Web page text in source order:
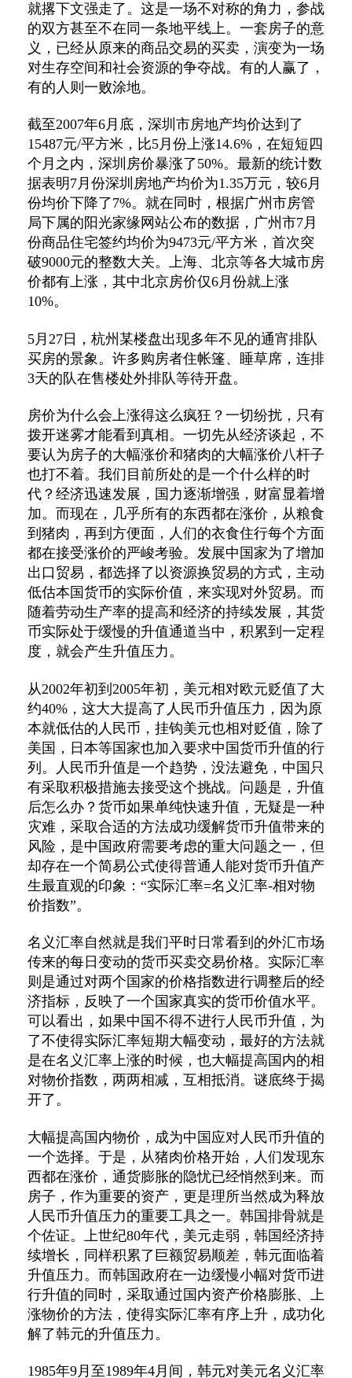
就撂下文强走了。这是一场不对称的角力，参战
的双方甚至不在同一条地平线上。一套房子的意
义，已经从原来的商品交易的买卖，演变为一场
对生存空间和社会资源的争夺战。有的人赢了，
有的人则一败涂地。
截至2007年6月底，深圳市房地产均价达到了
15487元/平方米，比5月份上涨14.6%，在短短四
个月之内，深圳房价暴涨了50%。最新的统计数
据表明7月份深圳房地产均价为1.35万元，较6月
份均价下降了7%。就在同时，根据广州市房管
局下属的阳光家缘网站公布的数据，广州市7月
份商品住宅签约均价为9473元/平方米，首次突
破9000元的整数大关。上海、北京等各大城市房
价都有上涨，其中北京房价仅6月份就上涨
10%。
5月27日，杭州某楼盘出现多年不见的通宵排队
买房的景象。许多购房者住帐篷、睡草席，连排
3天的队在售楼处外排队等待开盘。
房价为什么会上涨得这么疯狂？一切纷扰，只有
拨开迷雾才能看到真相。一切先从经济谈起，不
要认为房子的大幅涨价和猪肉的大幅涨价八杆子
也打不着。我们目前所处的是一个什么样的时
代？经济迅速发展，国力逐渐增强，财富显着增
加。而现在，几乎所有的东西都在涨价，从粮食
到猪肉，再到方便面，人们的衣食住行每个方面
都在接受涨价的严峻考验。发展中国家为了增加
出口贸易，都选择了以资源换贸易的方式，主动
低估本国货币的实际价值，来实现对外贸易。而
随着劳动生产率的提高和经济的持续发展，其货
币实际处于缓慢的升值通道当中，积累到一定程
度，就会产生升值压力。
从2002年初到2005年初，美元相对欧元贬值了大
约40%，这大大提高了人民币升值压力，因为原
本就低估的人民币，挂钩美元也相对贬值，除了
美国，日本等国家也加入要求中国货币升值的行
列。人民币升值是一个趋势，没法避免，中国只
有采取积极措施去接受这个挑战。问题是，升值
后怎么办？货币如果单纯快速升值，无疑是一种
灾难，采取合适的方法成功缓解货币升值带来的
风险，是中国政府需要考虑的重大问题之一，但
却存在一个简易公式使得普通人能对货币升值产
生最直观的印象：“实际汇率=名义汇率-相对物
价指数”。
名义汇率自然就是我们平时日常看到的外汇市场
传来的每日变动的货币买卖交易价格。实际汇率
则是通过对两个国家的价格指数进行调整后的经
济指标，反映了一个国家真实的货币价值水平。
可以看出，如果中国不得不进行人民币升值，为
了不使得实际汇率短期大幅变动，最好的方法就
是在名义汇率上涨的时候，也大幅提高国内的相
对物价指数，两两相减，互相抵消。谜底终于揭
开了。
大幅提高国内物价，成为中国应对人民币升值的
一个选择。于是，从猪肉价格开始，人们发现东
西都在涨价，通货膨胀的隐忧已经悄然到来。而
房子，作为重要的资产，更是理所当然成为释放
人民币升值压力的重要工具之一。韩国排骨就是
个佐证。上世纪80年代，美元走弱，韩国经济持
续增长，同样积累了巨额贸易顺差，韩元面临着
升值压力。而韩国政府在一边缓慢小幅对货币进
行升值的同时，采取通过国内资产价格膨胀、上
涨物价的方法，使得实际汇率有序上升，成功化
解了韩元的升值压力。
1985年9月至1989年4月间，韩元对美元名义汇率